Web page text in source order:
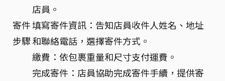
寄件
步驟
店員。
填寫寄件資訊：告知店員收件人姓名、地址
和聯絡電話，選擇寄件方式。
繳費：依包裹重量和尺寸支付運費。
完成寄件：店員協助完成寄件手續，提供寄